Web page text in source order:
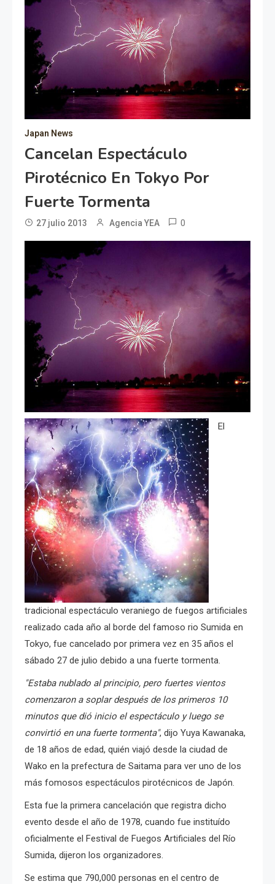
Japan News
Cancelan Espectáculo
Pirotécnico En Tokyo Por
Fuerte Tormenta
27 julio 2013 Agencia YEA 0
El
tradicional espectáculo veraniego de fuegos artificiales
realizado cada año al borde del famoso rio Sumida en
Tokyo, fue cancelado por primera vez en 35 años el
sábado 27 de julio debido a una fuerte tormenta.
"Estaba nublado al principio, pero fuertes vientos
comenzaron a soplar después de los primeros 10
minutos que dió inicio el espectáculo y luego se
convirtió en una fuerte tormenta", dijo Yuya Kawanaka,
de 18 años de edad, quién viajó desde la ciudad de
Wako en la prefectura de Saitama para ver uno de los
más fomosos espectáculos pirotécnicos de Japón.
Esta fue la primera cancelación que registra dicho
evento desde el año de 1978, cuando fue instituído
oficialmente el Festival de Fuegos Artificiales del Río
Sumida, dijeron los organizadores.
Se estima que 790,000 personas en el centro de